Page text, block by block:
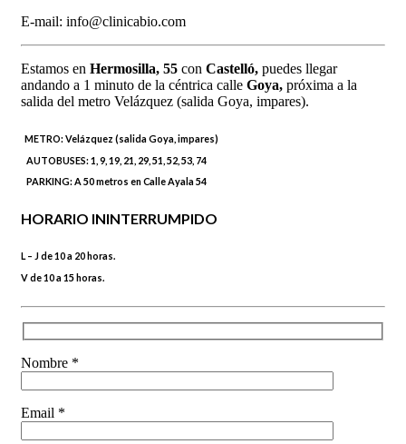
E-mail: info@clinicabio.com
Estamos en Hermosilla, 55 con Castelló, puedes llegar
andando a 1 minuto de la céntrica calle Goya, próxima a la
salida del metro Velázquez (salida Goya, impares).
METRO:Velázquez (salida Goya, impares)
AUTOBUSES:1, 9, 19, 21, 29, 51, 52, 53, 74
PARKING:A 50 metros en Calle Ayala 54
HORARIO ININTERRUMPIDO
L – J de 10 a 20 horas.
V de 10 a 15 horas.
Nombre *
Email *